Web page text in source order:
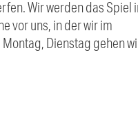
Wir werden das Spiel
vor uns, in der wir im
Dienstag gehen